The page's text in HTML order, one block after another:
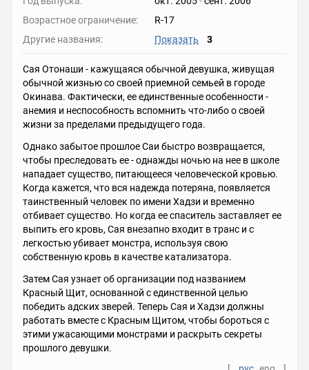
Возрастное ограничение:
R-17
Другие названия:
Показать 3
Сая Отонаши - кажущаяся обычной девушка, живущая
обычной жизнью со своей приемной семьей в городе
Окинава. Фактически, ее единственные особенности -
анемия и неспособность вспомнить что-либо о своей
жизни за пределами предыдущего года.
Однако забытое прошлое Саи быстро возвращается,
чтобы преследовать ее - однажды ночью на нее в школе
нападает существо, питающееся человеческой кровью.
Когда кажется, что вся надежда потеряна, появляется
таинственный человек по имени Хадзи и временно
отбивает существо. Но когда ее спаситель заставляет ее
выпить его кровь, Сая внезапно входит в транс и с
легкостью убивает монстра, используя свою
собственную кровь в качестве катализатора.
Затем Сая узнает об организации под названием
Красный Щит, основанной с единственной целью
победить адских зверей. Теперь Сая и Хадзи должны
работать вместе с Красным Щитом, чтобы бороться с
этими ужасающими монстрами и раскрыть секреты
прошлого девушки.